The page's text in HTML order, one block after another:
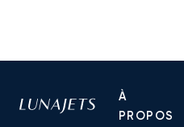
À
PROPOS